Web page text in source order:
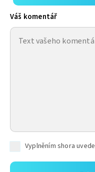
Váš komentář